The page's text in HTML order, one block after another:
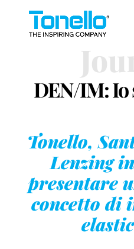
DEN/IM: Io
Tonello,
Lenzing
presentare
concetto di